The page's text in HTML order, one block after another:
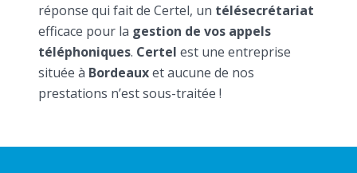
réponse qui fait de Certel, un télésecrétariat
efficace pour la gestion de vos appels
téléphoniques. Certel est une entreprise
située à Bordeauxet aucune de nos
prestations n’est sous-traitée !